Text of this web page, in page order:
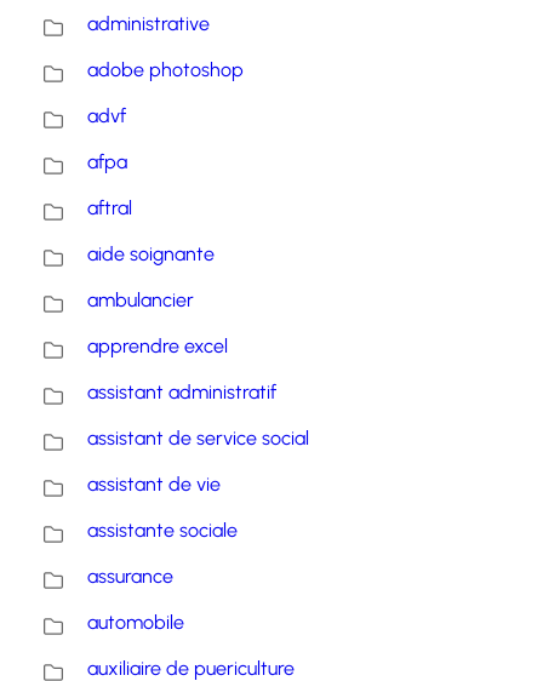
administrative
adobe photoshop
advf
afpa
aftral
aide soignante
ambulancier
apprendre excel
assistant administratif
assistant de service social
assistant de vie
assistante sociale
assurance
automobile
auxiliaire de puericulture